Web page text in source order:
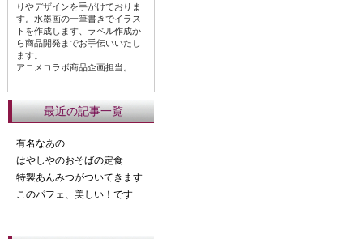
りやデザインを手がけておりま
す。水墨画の一筆書きでイラス
トを作成します、ラベル作成か
ら商品開発までお手伝いいたし
ます。
アニメコラボ商品企画担当。
最近の記事一覧
有名なあの
はやしやのおそばの定食
特製あんみつがついてきます
このパフェ、美しい！です